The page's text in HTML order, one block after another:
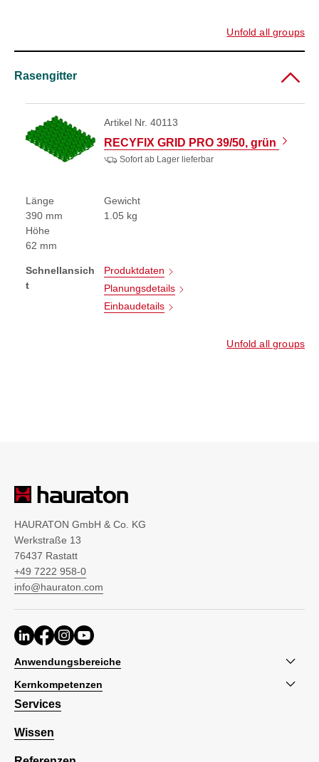
Unfold all groups
Rasengitter
Artikel Nr. 40113
RECYFIX GRID PRO 39/50, grün
Sofort ab Lager lieferbar
Länge
390 mm
Höhe
62 mm
Gewicht
1.05 kg
Schnellansich
t
Produktdaten
Planungsdetails
Einbaudetails
Unfold all groups
HAURATON GmbH & Co. KG
Werkstraße 13
76437 Rastatt
+49 7222 958-0
info@hauraton.com
Anwendungsbereiche
Kernkompetenzen
Services
Wissen